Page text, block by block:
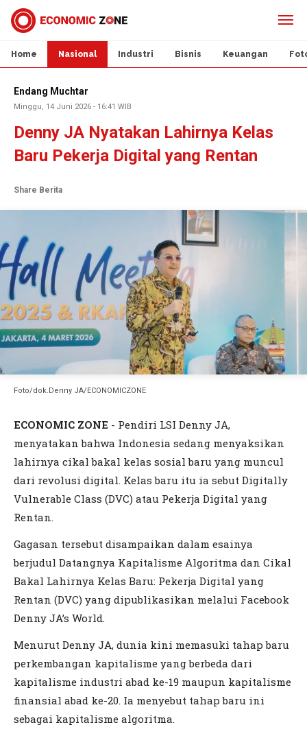
Home Nasional Industri Bisnis Keuangan
Endang Muchtar
Minggu, 14 Juni 2026 - 16:41 WIB
Denny JA Nyatakan Lahirnya Kelas
Baru Pekerja Digital yang Rentan
Share Berita
Foto/dok.Denny JA/ECONOMICZONE
ECONOMIC ZONE - Pendiri LSI Denny JA,
menyatakan bahwa Indonesia sedang menyaksikan
lahirnya cikal bakal kelas sosial baru yang muncul
dari revolusi digital. Kelas baru itu ia sebut Digitally
Vulnerable Class (DVC) atau Pekerja Digital yang
Rentan.
Gagasan tersebut disampaikan dalam esainya
berjudul Datangnya Kapitalisme Algoritma dan Cikal
Bakal Lahirnya Kelas Baru: Pekerja Digital yang
Rentan (DVC) yang dipublikasikan melalui Facebook
Denny JA’s World.
Menurut Denny JA, dunia kini memasuki tahap baru
perkembangan kapitalisme yang berbeda dari
kapitalisme industri abad ke-19 maupun kapitalisme
finansial abad ke-20. Ia menyebut tahap baru ini
sebagai kapitalisme algoritma.